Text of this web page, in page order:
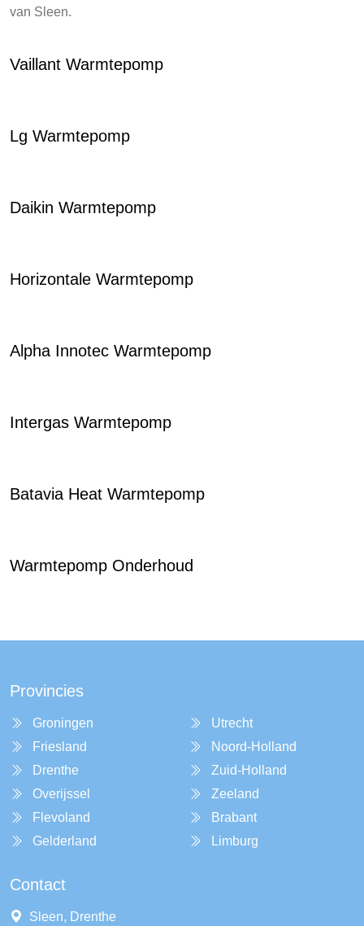
van Sleen.
Vaillant Warmtepomp
Lg Warmtepomp
Daikin Warmtepomp
Horizontale Warmtepomp
Alpha Innotec Warmtepomp
Intergas Warmtepomp
Batavia Heat Warmtepomp
Warmtepomp Onderhoud
Provincies
Groningen
Friesland
Drenthe
Overijssel
Flevoland
Gelderland
Utrecht
Noord-Holland
Zuid-Holland
Zeeland
Brabant
Limburg
Contact
Sleen, Drenthe